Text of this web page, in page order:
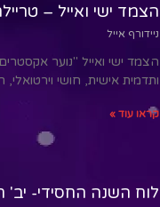
הצמד ישי ואייל –
ניידורף אייל
הצמד ישי ואייל "נוער
ותדמית אישית, חושי וירטואלי,
קראו עוד »
לוח השנה החסידי- יב'